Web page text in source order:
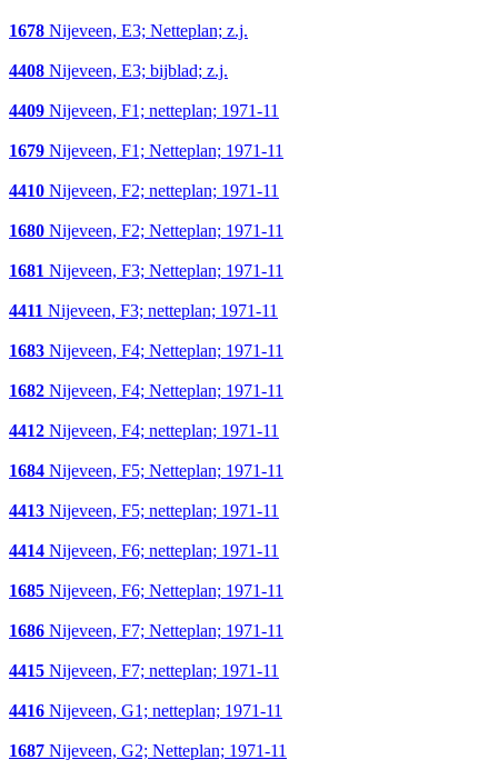
1678 Nijeveen, E3; Netteplan; z.j.
4408 Nijeveen, E3; bijblad; z.j.
4409 Nijeveen, F1; netteplan; 1971-11
1679 Nijeveen, F1; Netteplan; 1971-11
4410 Nijeveen, F2; netteplan; 1971-11
1680 Nijeveen, F2; Netteplan; 1971-11
1681 Nijeveen, F3; Netteplan; 1971-11
4411 Nijeveen, F3; netteplan; 1971-11
1683 Nijeveen, F4; Netteplan; 1971-11
1682 Nijeveen, F4; Netteplan; 1971-11
4412 Nijeveen, F4; netteplan; 1971-11
1684 Nijeveen, F5; Netteplan; 1971-11
4413 Nijeveen, F5; netteplan; 1971-11
4414 Nijeveen, F6; netteplan; 1971-11
1685 Nijeveen, F6; Netteplan; 1971-11
1686 Nijeveen, F7; Netteplan; 1971-11
4415 Nijeveen, F7; netteplan; 1971-11
4416 Nijeveen, G1; netteplan; 1971-11
1687 Nijeveen, G2; Netteplan; 1971-11